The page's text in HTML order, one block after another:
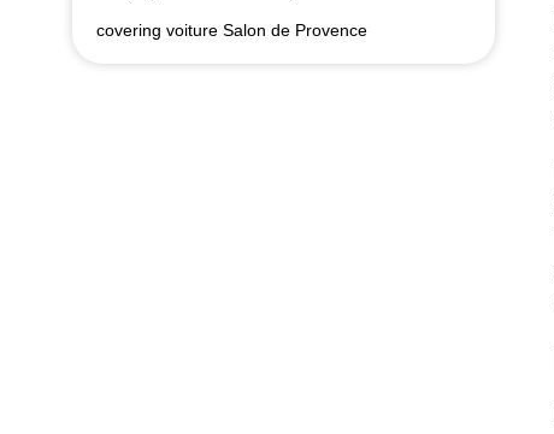
covering voiture Salon de Provence